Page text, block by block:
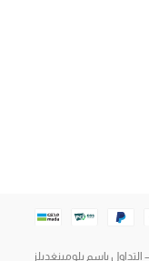
– التداول باسم بلومينغديلز